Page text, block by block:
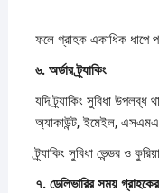
ফলে গ্রাহক একাধিক ধাপে
৬. অর্ডারট্র্যাকিং
যদি ট্র্যাকিং সুবিধা উপলব্ধ
অ্যাকাউন্ট, ইমেইল,
ট্র্যাকিং সুবিধা ভেন্ডর ও
৭. ডেলিভারিরসময়